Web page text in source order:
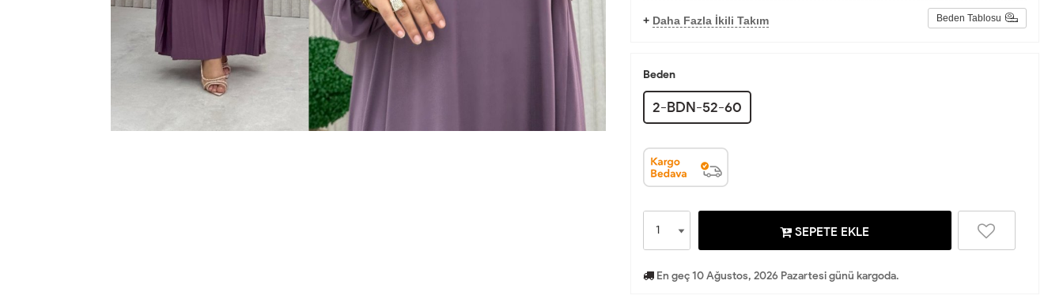
+ Daha Fazla İkili Takım Beden Tablosu
Beden
2-BDN-52-60
SEPETE EKLE
En geç 10 Ağustos, 2026 Pazartesi günü kargoda.